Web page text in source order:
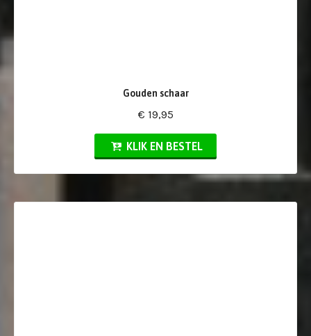
Gouden schaar
€ 19,95
KLIK EN BESTEL